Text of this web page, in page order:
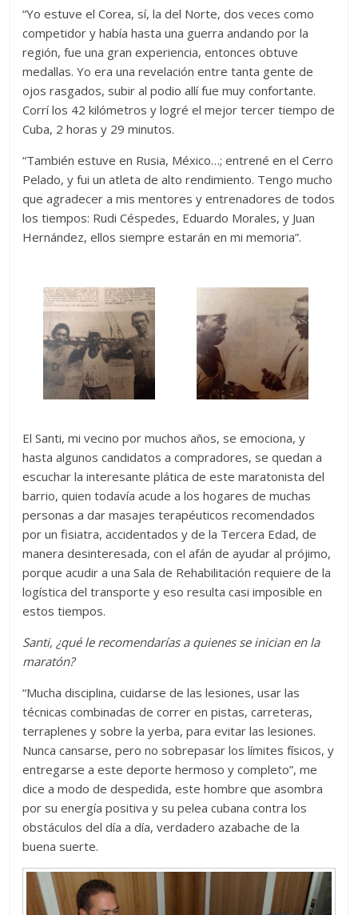
“Yo estuve el Corea, sí, la del Norte, dos veces como
competidor y había hasta una guerra andando por la
región, fue una gran experiencia, entonces obtuve
medallas. Yo era una revelación entre tanta gente de
ojos rasgados, subir al podio allí fue muy confortante.
Corrí los 42 kilómetros y logré el mejor tercer tiempo de
Cuba, 2 horas y 29 minutos.
“También estuve en Rusia, México…; entrené en el Cerro
Pelado, y fui un atleta de alto rendimiento. Tengo mucho
que agradecer a mis mentores y entrenadores de todos
los tiempos: Rudi Céspedes, Eduardo Morales, y Juan
Hernández, ellos siempre estarán en mi memoria”.
El Santi, mi vecino por muchos años, se emociona, y
hasta algunos candidatos a compradores, se quedan a
escuchar la interesante plática de este maratonista del
barrio, quien todavía acude a los hogares de muchas
personas a dar masajes terapéuticos recomendados
por un fisiatra, accidentados y de la Tercera Edad, de
manera desinteresada, con el afán de ayudar al prójimo,
porque acudir a una Sala de Rehabilitación requiere de la
logística del transporte y eso resulta casi imposible en
estos tiempos.
Santi, ¿qué le recomendarías a quienes se inician en la
maratón?
“Mucha disciplina, cuidarse de las lesiones, usar las
técnicas combinadas de correr en pistas, carreteras,
terraplenes y sobre la yerba, para evitar las lesiones.
Nunca cansarse, pero no sobrepasar los límites físicos, y
entregarse a este deporte hermoso y completo”, me
dice a modo de despedida, este hombre que asombra
por su energía positiva y su pelea cubana contra los
obstáculos del día a día, verdadero azabache de la
buena suerte.